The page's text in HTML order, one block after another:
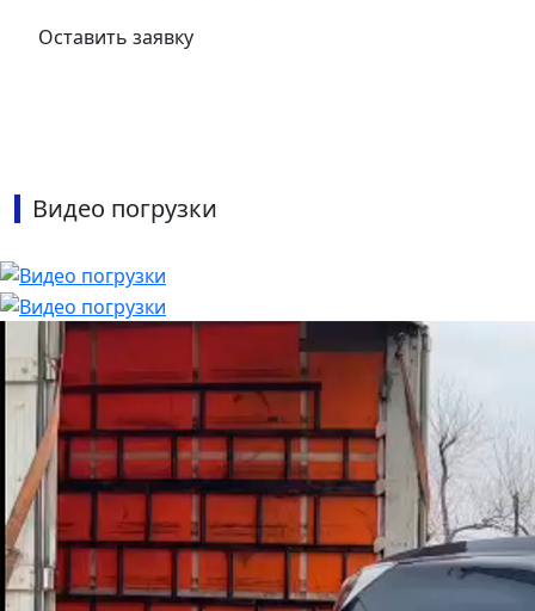
Оставить заявку
Видео погрузки